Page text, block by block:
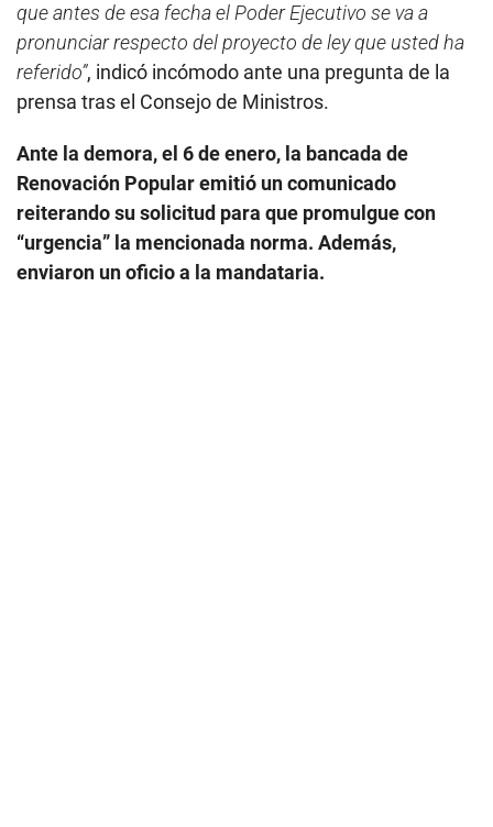
que antes de esa fecha el Poder Ejecutivo se va a
pronunciar respecto del proyecto de ley que usted ha
referido”, indicó incómodo ante una pregunta de la
prensa tras el Consejo de Ministros.
Ante la demora, el 6 de enero, la bancada de
Renovación Popular emitió un comunicado
reiterando su solicitud para que promulgue con
“urgencia” la mencionada norma. Además,
enviaron un oficio a la mandataria.